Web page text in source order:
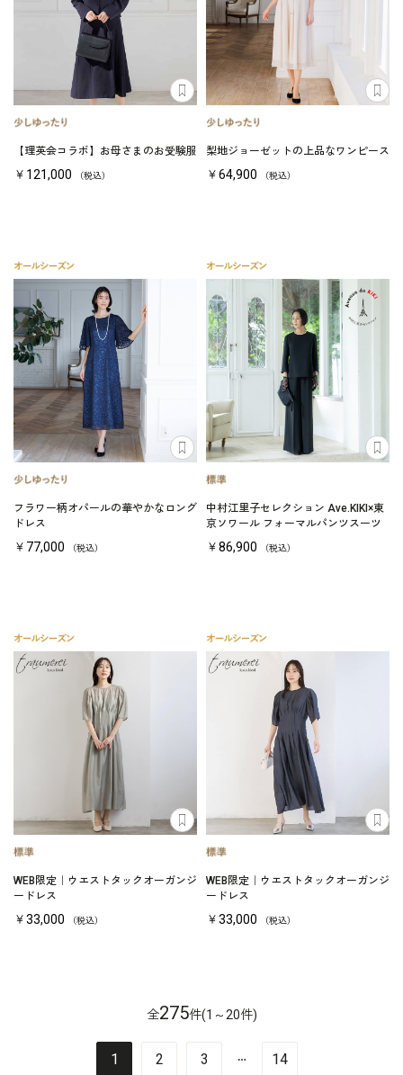
【理英会コラボ】お母さまのお受験服
￥121,000 （税込）
梨地ジョーゼットの上品なワンピース
￥64,900 （税込）
フラワー柄オパールの華やかなロング
ドレス
￥77,000 （税込）
中村江里子セレクション Ave.KIKI×東
京ソワール フォーマルパンツスーツ
￥86,900 （税込）
WEB限定｜ウエストタックオーガンジ
ードレス
￥33,000 （税込）
WEB限定｜ウエストタックオーガンジ
ードレス
￥33,000 （税込）
全275件(1～20件)
1 2 3 14